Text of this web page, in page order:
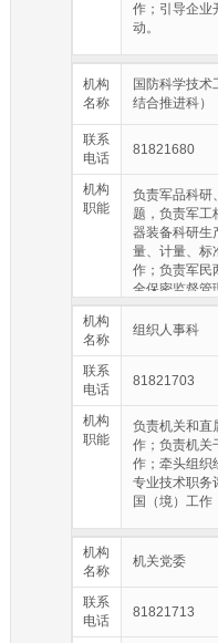
作；引导企业
动。
机构
名称
国防科学技术
结合推进科）
联系
电话
81821680
机构
职能
负责军品科研
题，负责军工
器装备科研生
量、计量、标
作；负责军民
全保密监督管
作；负责航空
行业管理，制
业发展；负
结构调整、规
生产；负责船
业规划，推动
息化领域国防
机构
名称
组织人事科
联系
电话
81821703
机构
职能
负责机关和直
作；负责机关
作；牵头组织
专业技术职务
国（境）工作
机构
名称
机关党委
联系
电话
81821713